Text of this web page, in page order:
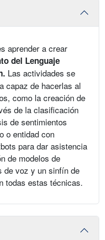
aprender a crear
del Lenguaje
Las actividades se
capaz de hacerlas al
como la creación de
de la clasificación
de sentimientos
o entidad con
para dar asistencia
de modelos de
de voz y un sinfín de
todas estas técnicas.